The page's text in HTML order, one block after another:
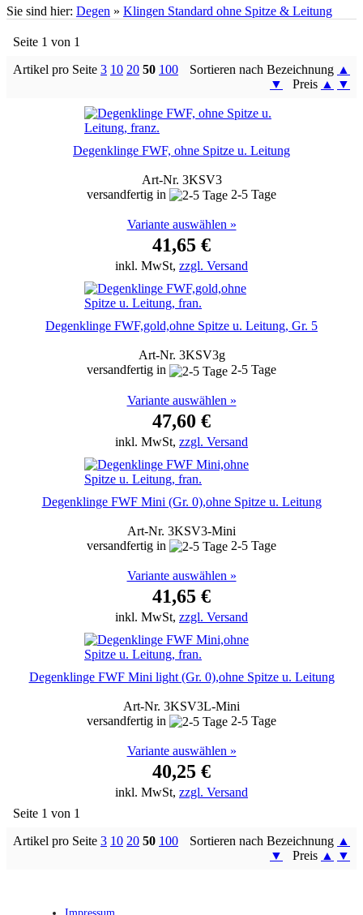
Sie sind hier: Degen » Klingen Standard ohne Spitze & Leitung
Seite 1 von 1
Artikel pro Seite 3 10 20 50 100 Sortieren nach Bezeichnung ▲
▼
Preis ▲ ▼
Degenklinge FWF, ohne Spitze u. Leitung
Art-Nr. 3KSV3
versandfertig in
2-5 Tage
Variante auswählen »
41,65 €
inkl. MwSt, zzgl. Versand
Degenklinge FWF,gold,ohne Spitze u. Leitung, Gr. 5
Art-Nr. 3KSV3g
versandfertig in
2-5 Tage
Variante auswählen »
47,60 €
inkl. MwSt, zzgl. Versand
Degenklinge FWF Mini (Gr. 0),ohne Spitze u. Leitung
Art-Nr. 3KSV3-Mini
versandfertig in
2-5 Tage
Variante auswählen »
41,65 €
inkl. MwSt, zzgl. Versand
Degenklinge FWF Mini light (Gr. 0),ohne Spitze u. Leitung
Art-Nr. 3KSV3L-Mini
versandfertig in
2-5 Tage
Variante auswählen »
40,25 €
inkl. MwSt, zzgl. Versand
Seite 1 von 1
Artikel pro Seite 3 10 20 50 100 Sortieren nach Bezeichnung ▲
▼
Preis ▲ ▼